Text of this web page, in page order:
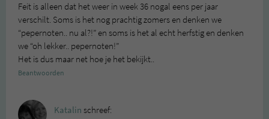
Feit is alleen dat het weer in week 36 nogal eens per jaar
verschilt. Soms is het nog prachtig zomers en denken we
“pepernoten.. nu al?!” en soms is het al echt herfstig en denken
we “oh lekker.. pepernoten!”
Het is dus maar net hoe je het bekijkt..
Beantwoorden
Katalin schreef: